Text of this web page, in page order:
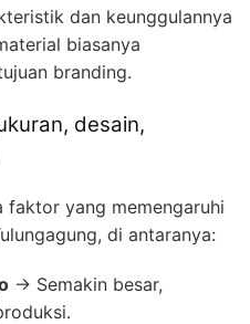
dan keunggulannya
biasanya
branding.
desain,
faktor yang memengaruhi
di antaranya:
→ Semakin besar,